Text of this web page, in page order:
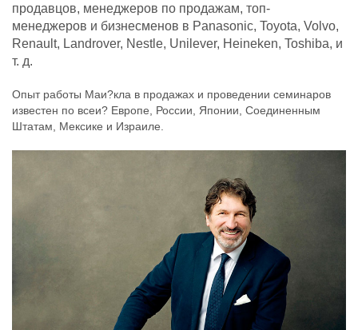
продавцов, менеджеров по продажам, топ-
менеджеров и бизнесменов в Panasonic, Toyota, Volvo,
Renault, Landrover, Nestle, Unilever, Heineken, Toshiba, и
т. д.
Опыт работы Маи?кла в продажах и проведении семинаров
известен по всеи? Европе, России, Японии, Соединенным
Штатам, Мексике и Израиле.